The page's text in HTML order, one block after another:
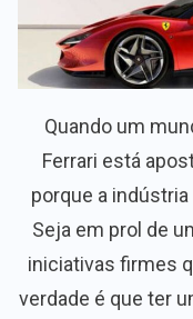
Quando um
Ferrari está
porque a
Seja em prol de
iniciativas firmes
verdade é que ter